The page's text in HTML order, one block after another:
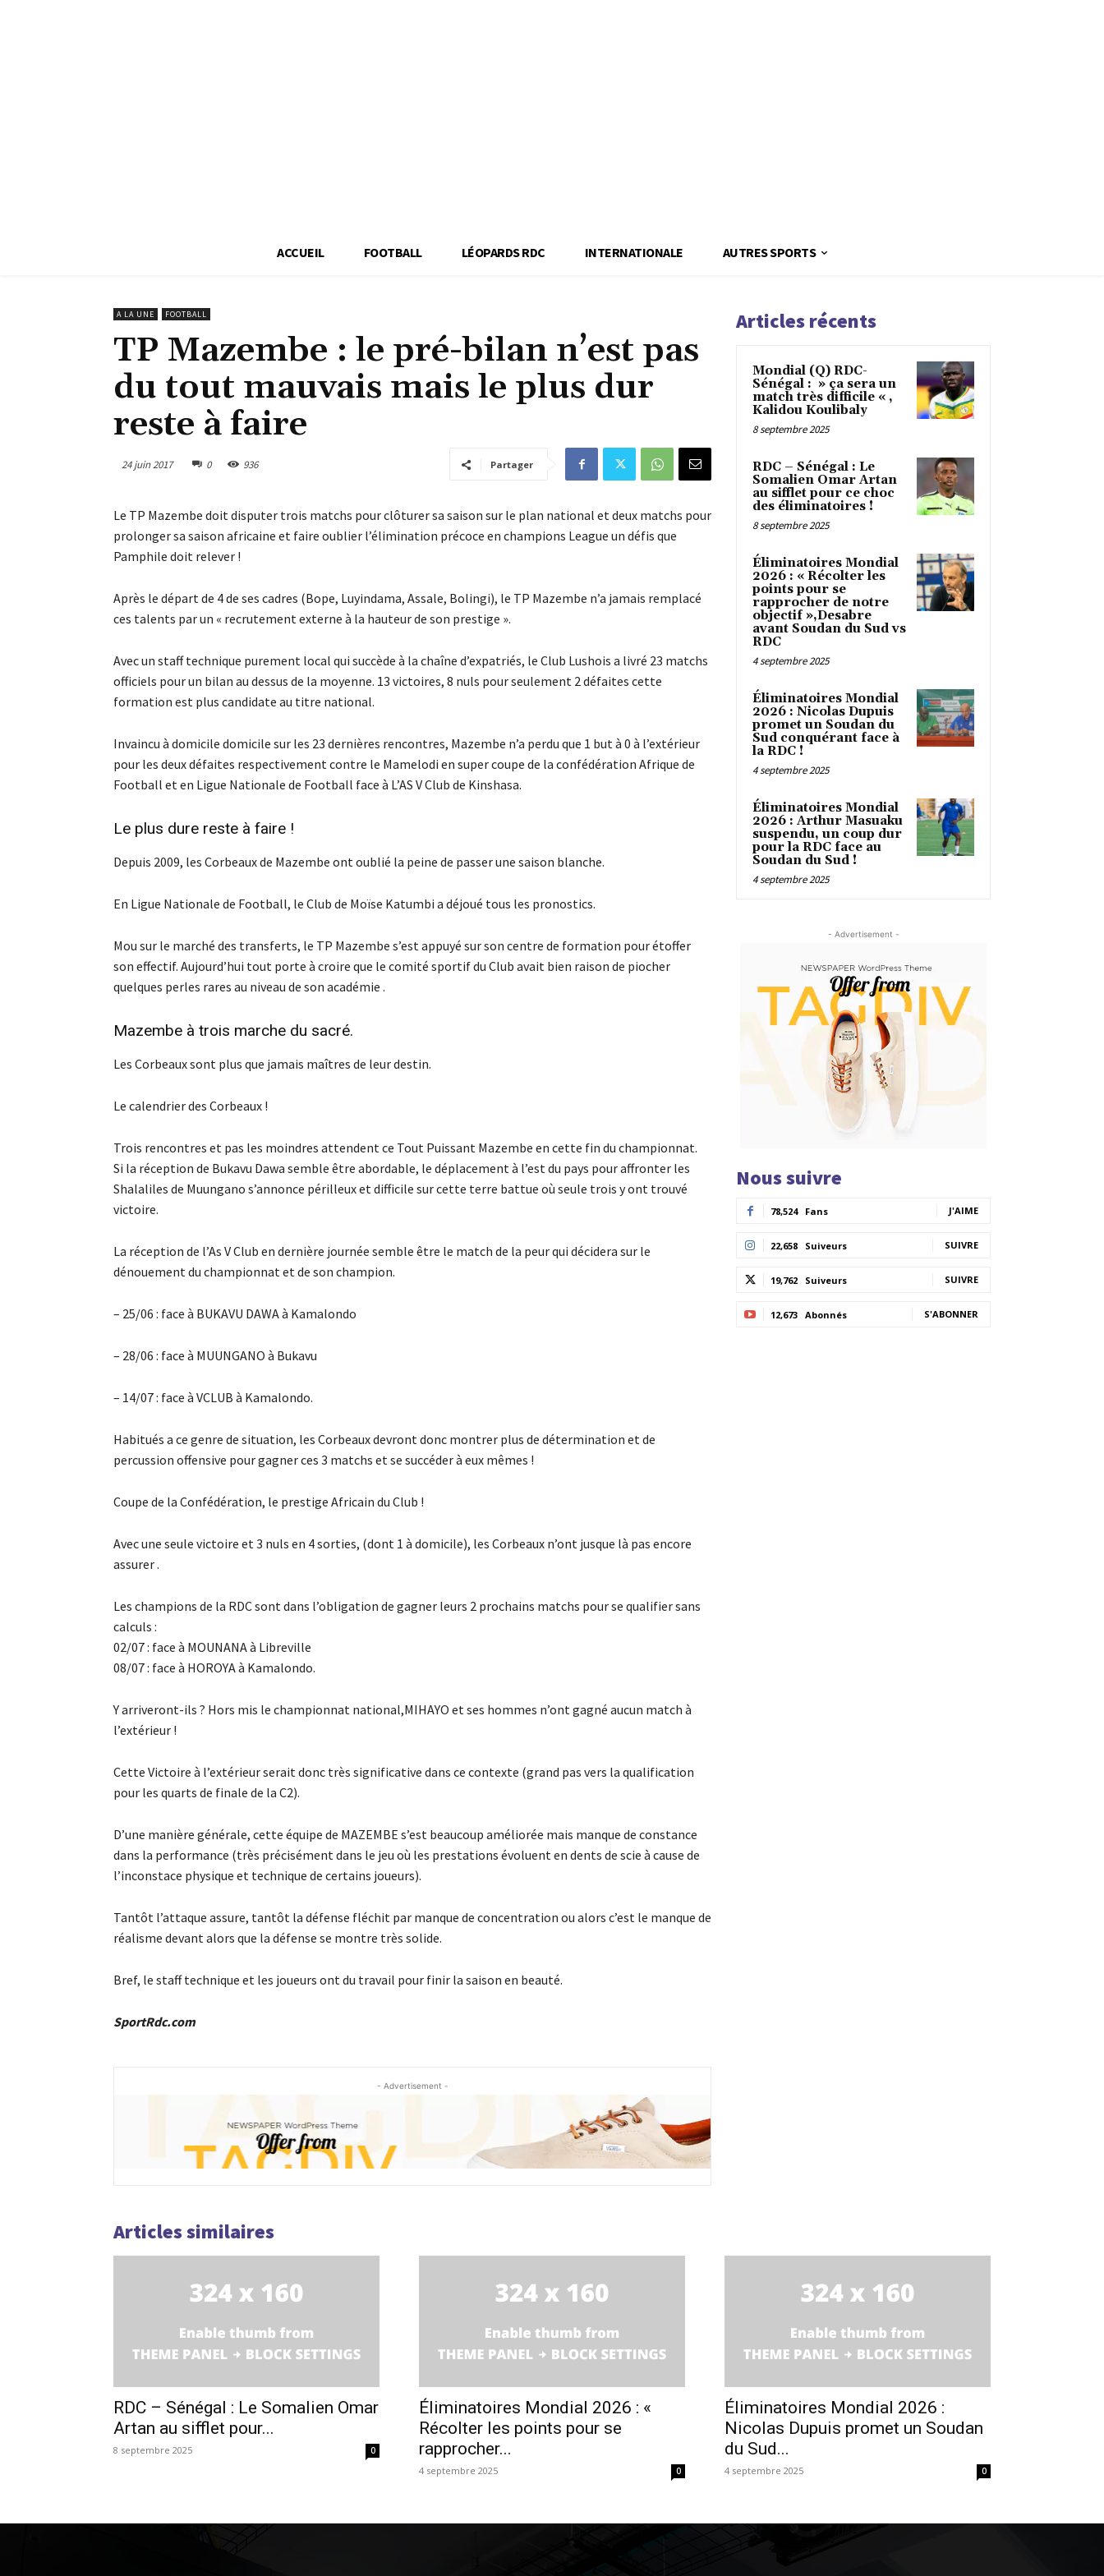
ACCUEIL FOOTBALL LÉOPARDS RDC INTERNATIONALE AUTRES SPORTS
A LA UNE FOOTBALL
TP Mazembe : le pré-bilan n’est pas
du tout mauvais mais le plus dur
reste à faire
24 juin 2017 0 936 Partager
Le TP Mazembe doit disputer trois matchs pour clôturer sa saison sur le plan national et deux matchs pour
prolonger sa saison africaine et faire oublier l’élimination précoce en champions League un défis que
Pamphile doit relever !
Après le départ de 4 de ses cadres (Bope, Luyindama, Assale, Bolingi), le TP Mazembe n’a jamais remplacé
ces talents par un « recrutement externe à la hauteur de son prestige ».
Avec un staff technique purement local qui succède à la chaîne d’expatriés, le Club Lushois a livré 23 matchs
officiels pour un bilan au dessus de la moyenne. 13 victoires, 8 nuls pour seulement 2 défaites cette
formation est plus candidate au titre national.
Invaincu à domicile domicile sur les 23 dernières rencontres, Mazembe n’a perdu que 1 but à 0 à l’extérieur
pour les deux défaites respectivement contre le Mamelodi en super coupe de la confédération Afrique de
Football et en Ligue Nationale de Football face à L’AS V Club de Kinshasa.
Le plus dure reste à faire !
Depuis 2009, les Corbeaux de Mazembe ont oublié la peine de passer une saison blanche.
En Ligue Nationale de Football, le Club de Moïse Katumbi a déjoué tous les pronostics.
Mou sur le marché des transferts, le TP Mazembe s’est appuyé sur son centre de formation pour étoffer
son effectif. Aujourd’hui tout porte à croire que le comité sportif du Club avait bien raison de piocher
quelques perles rares au niveau de son académie .
Mazembe à trois marche du sacré.
Les Corbeaux sont plus que jamais maîtres de leur destin.
Le calendrier des Corbeaux !
Trois rencontres et pas les moindres attendent ce Tout Puissant Mazembe en cette fin du championnat.
Si la réception de Bukavu Dawa semble être abordable, le déplacement à l’est du pays pour affronter les
Shalaliles de Muungano s’annonce périlleux et difficile sur cette terre battue où seule trois y ont trouvé
victoire.
La réception de l’As V Club en dernière journée semble être le match de la peur qui décidera sur le
dénouement du championnat et de son champion.
– 25/06 : face à BUKAVU DAWA à Kamalondo
– 28/06 : face à MUUNGANO à Bukavu
– 14/07 : face à VCLUB à Kamalondo.
Habitués a ce genre de situation, les Corbeaux devront donc montrer plus de détermination et de
percussion offensive pour gagner ces 3 matchs et se succéder à eux mêmes !
Coupe de la Confédération, le prestige Africain du Club !
Avec une seule victoire et 3 nuls en 4 sorties, (dont 1 à domicile), les Corbeaux n’ont jusque là pas encore
assurer .
Les champions de la RDC sont dans l’obligation de gagner leurs 2 prochains matchs pour se qualifier sans
calculs :
02/07 : face à MOUNANA à Libreville
08/07 : face à HOROYA à Kamalondo.
Y arriveront-ils ? Hors mis le championnat national,MIHAYO et ses hommes n’ont gagné aucun match à
l’extérieur !
Cette Victoire à l’extérieur serait donc très significative dans ce contexte (grand pas vers la qualification
pour les quarts de finale de la C2).
D’une manière générale, cette équipe de MAZEMBE s’est beaucoup améliorée mais manque de constance
dans la performance (très précisément dans le jeu où les prestations évoluent en dents de scie à cause de
l’inconstace physique et technique de certains joueurs).
Tantôt l’attaque assure, tantôt la défense fléchit par manque de concentration ou alors c’est le manque de
réalisme devant alors que la défense se montre très solide.
Bref, le staff technique et les joueurs ont du travail pour finir la saison en beauté.
SportRdc.com
- Advertisement -
Articles récents
Mondial (Q) RDC-
Sénégal : » ça sera un
match très difficile « ,
Kalidou Koulibaly
8 septembre 2025
RDC – Sénégal : Le
Somalien Omar Artan
au sifflet pour ce choc
des éliminatoires !
8 septembre 2025
Éliminatoires Mondial
2026 : « Récolter les
points pour se
rapprocher de notre
objectif »,Desabre
avant Soudan du Sud vs
RDC
4 septembre 2025
Éliminatoires Mondial
2026 : Nicolas Dupuis
promet un Soudan du
Sud conquérant face à
la RDC !
4 septembre 2025
Éliminatoires Mondial
2026 : Arthur Masuaku
suspendu, un coup dur
pour la RDC face au
Soudan du Sud !
4 septembre 2025
- Advertisement -
Nous suivre
78,524 Fans J'AIME
22,658 Suiveurs SUIVRE
19,762 Suiveurs SUIVRE
12,673 Abonnés S'ABONNER
Articles similaires
RDC – Sénégal : Le Somalien Omar
Artan au sifflet pour...
8 septembre 2025 0
Éliminatoires Mondial 2026 : «
Récolter les points pour se
rapprocher...
4 septembre 2025 0
Éliminatoires Mondial 2026 :
Nicolas Dupuis promet un Soudan
du Sud...
4 septembre 2025 0